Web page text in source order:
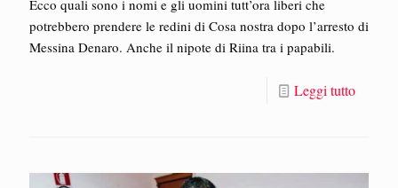
Ecco quali sono i nomi e gli uomini tutt’ora liberi che
potrebbero prendere le redini di Cosa nostra dopo l’arresto di
Messina Denaro. Anche il nipote di Riina tra i papabili.
Leggi tutto